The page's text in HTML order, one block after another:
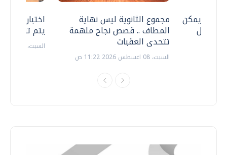
اختبارات
يتم
السبت، 18 يوليو 2026 09:22 ص
مجموع الثانوية ليس نهاية
المطاف .. قصص نجاح ملهمة
تتحدى العقبات
السبت، 08 اغسطس 2026 11:22 ص
.. هل يمكن
نتعامل